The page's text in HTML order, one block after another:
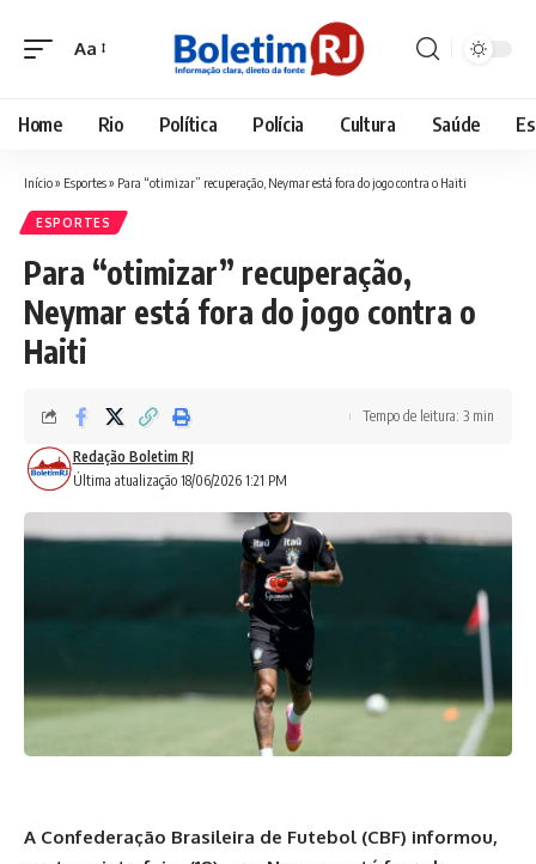
Font
Aa
Home Rio Política Polícia Cultura Saúde
Início» Esportes» Para “otimizar” recuperação, Neymar está fora do jogo contra o Haiti
ESPORTES
Para “otimizar” recuperação,
Neymar está fora do jogo contra o
Haiti
Última atualização 18/06/2026 1:21 PM
Redação Boletim RJ
Tempo de leitura: 3 min
A Confederação Brasileira de Futebol (CBF) informou,